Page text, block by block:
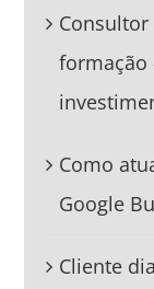
formação
Como
Google
Cliente